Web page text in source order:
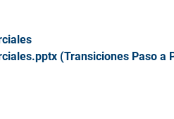
(Transiciones Paso a